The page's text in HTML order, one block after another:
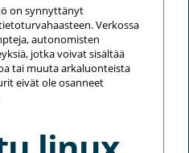
on synnyttänyt
Verkossa
autonomisten
jotka voivat sisältää
tai muuta arkaluonteista
eivät ole osanneet